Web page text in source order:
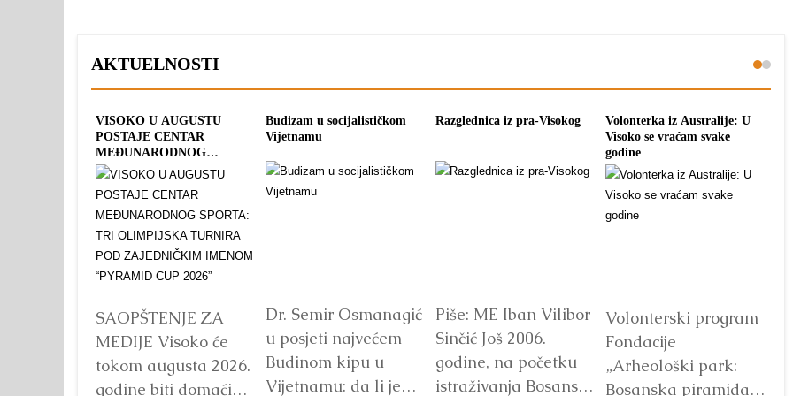
AKTUELNOSTI
VISOKO U AUGUSTU
POSTAJE CENTAR
MEĐUNARODNOG
SPORTA: TRI OLIMPIJSKA
ZAJEDNIČKIM IMENOM
“PYRAMID CUP 2026”
SAOPŠTENJE ZA
MEDIJE Visoko će
tokom augusta 2026.
godine biti domaćin
Budizam u socijalističkom
Vijetnamu
Dr. Semir Osmanagić
u posjeti najvećem
Budinom kipu u
Vijetnamu: da li je
Razglednica iz pra-Visokog
Piše: ME Iban Vilibor
Sinčić Još 2006.
godine, na početku
istraživanja Bosanske
Volonterka iz Australije: U
Visoko se vraćam svake
godine
Volonterski program
Fondacije
„Arheološki park:
Bosanska piramida